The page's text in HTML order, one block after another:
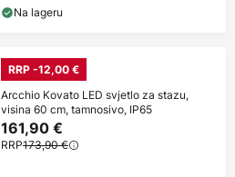
Na lageru
RRP -12,00 €
Arcchio Kovato LED svjetlo za stazu,
visina 60 cm, tamnosivo, IP65
161,90 €
RRP173,90 €